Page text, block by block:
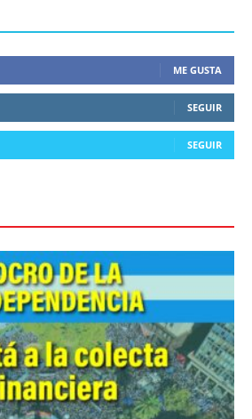
ME GUSTA
SEGUIR
SEGUIR